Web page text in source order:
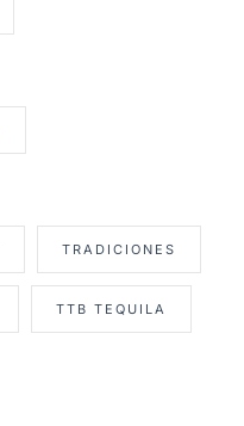
TRADICIONES
TTB TEQUILA